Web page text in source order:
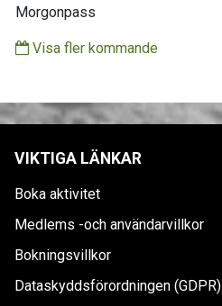
Morgonpass
Visa fler kommande
VIKTIGA LÄNKAR
Boka aktivitet
Medlems -och användarvillkor
Bokningsvillkor
Dataskyddsförordningen (GDPR)